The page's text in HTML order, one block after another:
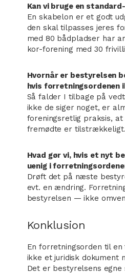
Kan vi bruge en
En skabelon er et godt
den skal tilpasses jeres
med 80 bådpladser har
kor-forening med 30
Hvornår er bestyrelsen
hvis forretningsordenen
Så falder I tilbage på
ikke de siger noget, er
foreningsretlig praksis,
fremødte er tilstrækkeligt.
Hvad gør vi, hvis et nyt
uenig i
Drøft det på næste
evt. en ændring.
bestyrelsen — ikke
Konklusion
En forretningsorden til
ikke et juridisk dokument
Det er bestyrelsens